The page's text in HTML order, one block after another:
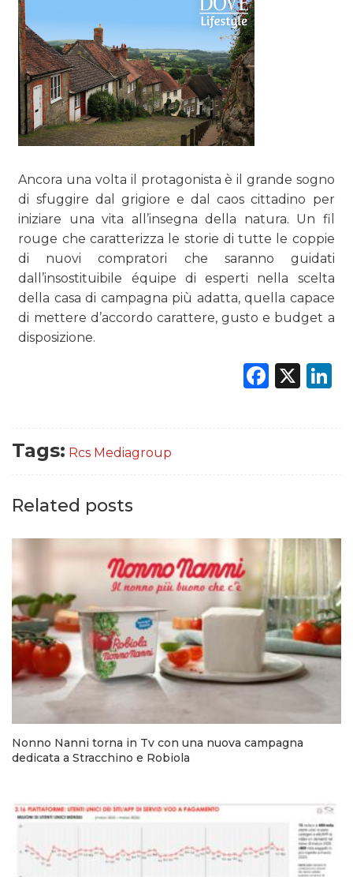
NORMATIVE
TREND
CASE HISTORY
OPINIONI
Ancora una volta il protagonista è il grande sogno
di sfuggire dal grigiore e dal caos cittadino per
iniziare una vita all’insegna della natura. Un fil
rouge che caratterizza le storie di tutte le coppie
di nuovi compratori che saranno guidati
dall’insostituibile équipe di esperti nella scelta
della casa di campagna più adatta, quella capace
di mettere d’accordo carattere, gusto e budget a
disposizione.
X
Tags: Rcs Mediagroup
Related posts
Nonno Nanni torna in Tv con una nuova campagna
dedicata a Stracchino e Robiola